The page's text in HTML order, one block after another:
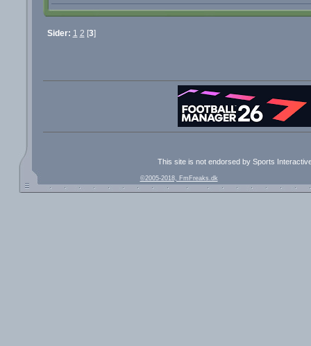
Sider: 1 2 [3]
This site is not endorsed by Sports
©2005-2018, FmFreaks.dk